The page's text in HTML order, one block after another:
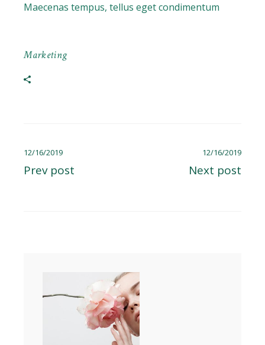
Maecenas tempus, tellus eget condimentum
Marketing
12/16/2019
Prev post
12/16/2019
Next post